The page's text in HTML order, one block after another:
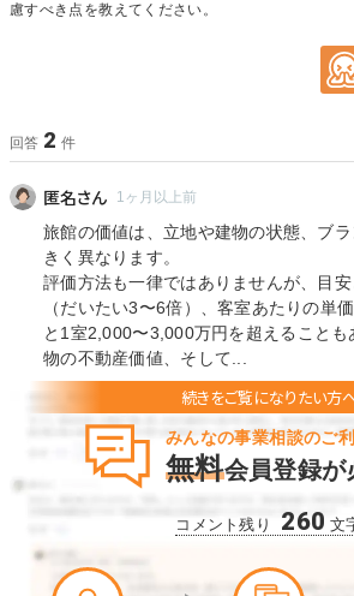
慮すべき点を教えてください。
回答 2 件
匿名さん 1ヶ月以上前
旅館の価値は、立地や建物の状態、ブ
きく異なります。
評価方法も一律ではありませんが、目
（だいたい3〜6倍）、客室あたりの単
と1室2,000〜3,000万円を超えることも
物の不動産価値、そして...
みんなの事業相談のご
無料会員登録が
コメント残り 260 文